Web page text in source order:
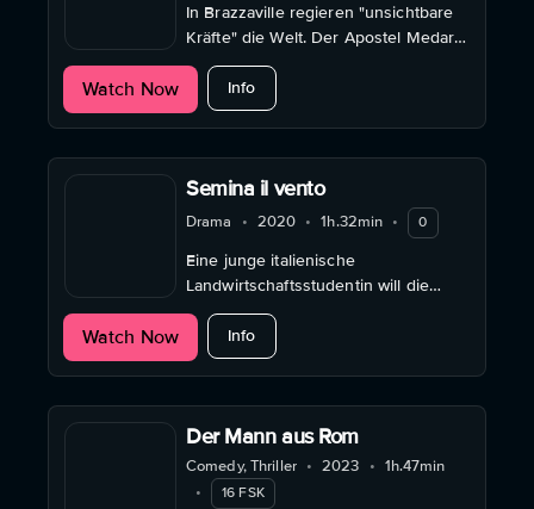
In Brazzaville regieren "unsichtbare
Kräfte" die Welt. Der Apostel Medard
versucht, die kranken Opfer des
bösen Zaubers zu heilen.
Watch Now Infoabout Kongo
Semina il vento
Drama • 2020 • 1h.32min • 0
Eine junge italienische
Landwirtschaftsstudentin will die
Olivenbäume ihrer Familie vor
Verschmutzung, Parasitenbefall und
Korruption retten.
Watch Now Infoabout Semina il vento
Der Mann aus Rom
Comedy, Thriller • 2023 • 1h.47min
•
16 FSK